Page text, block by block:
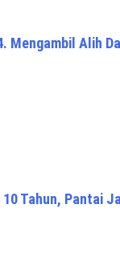
Mengambil Alih
Tahun, Pantai